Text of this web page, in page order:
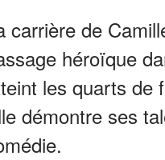
carrière de
héroïque
les quarts de
démontre ses